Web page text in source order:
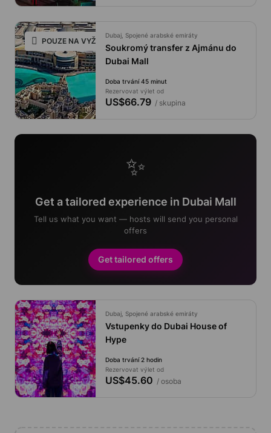
POUZE NA VYŽÁDÁNÍ
Dubaj, Spojené arabské emiráty
Soukromý transfer z Ajmánu do
Dubai Mall
Doba trvání 45 minut
Rezervovat výlet od
US$66.79/ skupina
✨
Get a tailored experience in Dubai Mall
Tell us what you want — hosts will send you personal
offers
Get tailored offers
Dubaj, Spojené arabské emiráty
Vstupenky do Dubai House of
Hype
Doba trvání 2 hodin
Rezervovat výlet od
US$45.60 / osoba